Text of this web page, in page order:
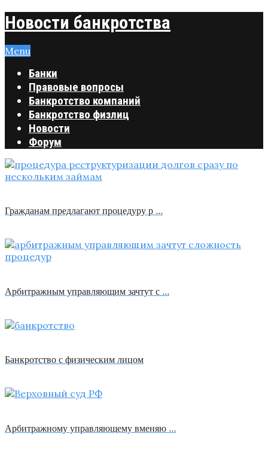
Новости банкротства
Menu
Банки
Правовые вопросы
Банкротство компаний
Банкротство физлиц
Новости
Форум
Гражданам предлагают процедуру р …
Арбитражным управляющим зачтут с …
Банкротство с физическим лицом
Арбитражному управляющему вменяю …